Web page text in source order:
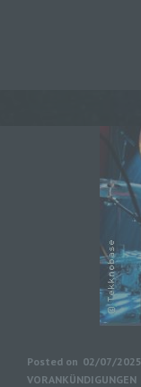
Posted on 02/07/2025
VORANKÜNDIGUNGEN